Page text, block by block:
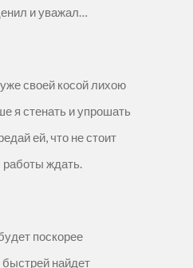
и уважал…
своей косой лихою
я стенать и упрошать
ей, что не стоит
ждать.
поскорее
найдет